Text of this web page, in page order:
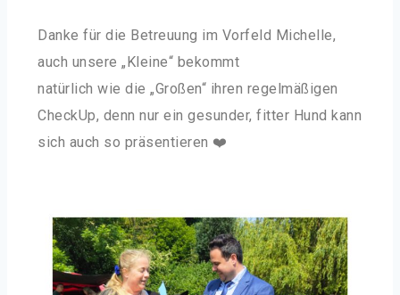
Danke für die Betreuung im Vorfeld Michelle,
auch unsere „Kleine“ bekommt
natürlich wie die „Großen“ ihren regelmäßigen
CheckUp, denn nur ein gesunder, fitter Hund kann
sich auch so präsentieren ❤️